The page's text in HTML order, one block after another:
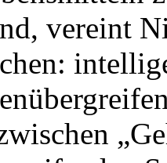
vereint